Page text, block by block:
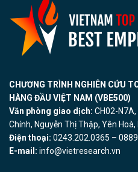
CHƯƠNG TRÌNH NGHIÊN CỨU
HÀNG ĐẦU VIỆT NAM (VBE500)
Văn phòng giao dịch: CH02-
Chính, Nguyễn Thị Thập, Yên Hoà,
Điện thoại: 0243.202.0365 –
E-mail: info@vietresearch.vn